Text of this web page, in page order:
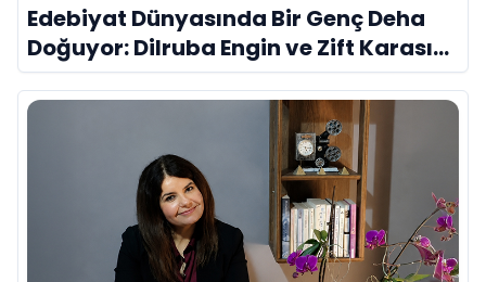
Edebiyat Dünyasında Bir Genç Deha
Doğuyor: Dilruba Engin ve Zift Karası
Evreni ‘AVENOİR’